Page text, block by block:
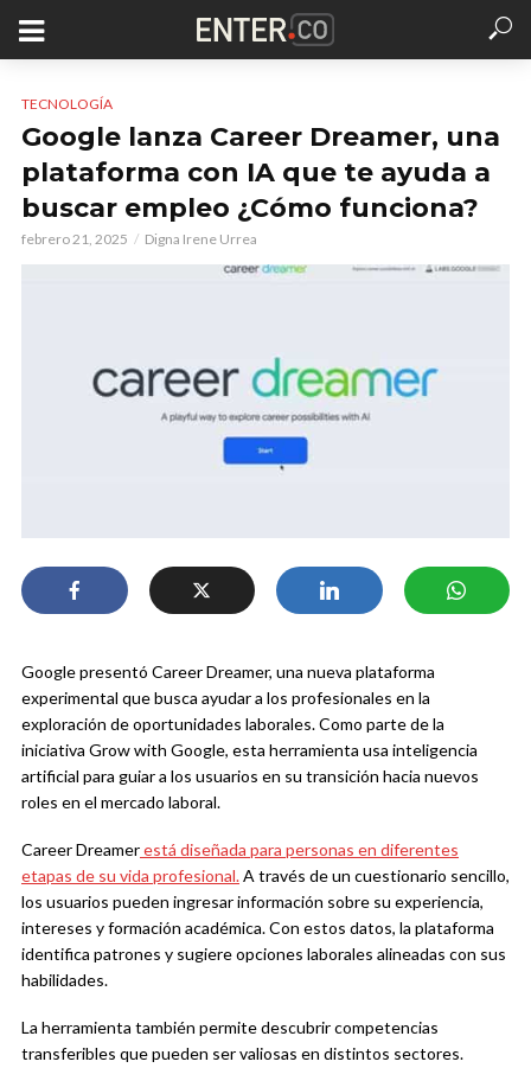
TECNOLOGÍA
Google lanza Career Dreamer, una
plataforma con IA que te ayuda a
buscar empleo ¿Cómo funciona?
febrero 21, 2025 Digna Irene Urrea
Google presentó Career Dreamer, una nueva plataforma
experimental que busca ayudar a los profesionales en la
exploración de oportunidades laborales. Como parte de la
iniciativa Grow with Google, esta herramienta usa inteligencia
artificial para guiar a los usuarios en su transición hacia nuevos
roles en el mercado laboral.
Career Dreamerestá diseñada para personas en diferentes
etapas de su vida profesional.A través de un cuestionario sencillo,
los usuarios pueden ingresar información sobre su experiencia,
intereses y formación académica. Con estos datos, la plataforma
identifica patrones y sugiere opciones laborales alineadas con sus
habilidades.
La herramienta también permite descubrir competencias
transferibles que pueden ser valiosas en distintos sectores.